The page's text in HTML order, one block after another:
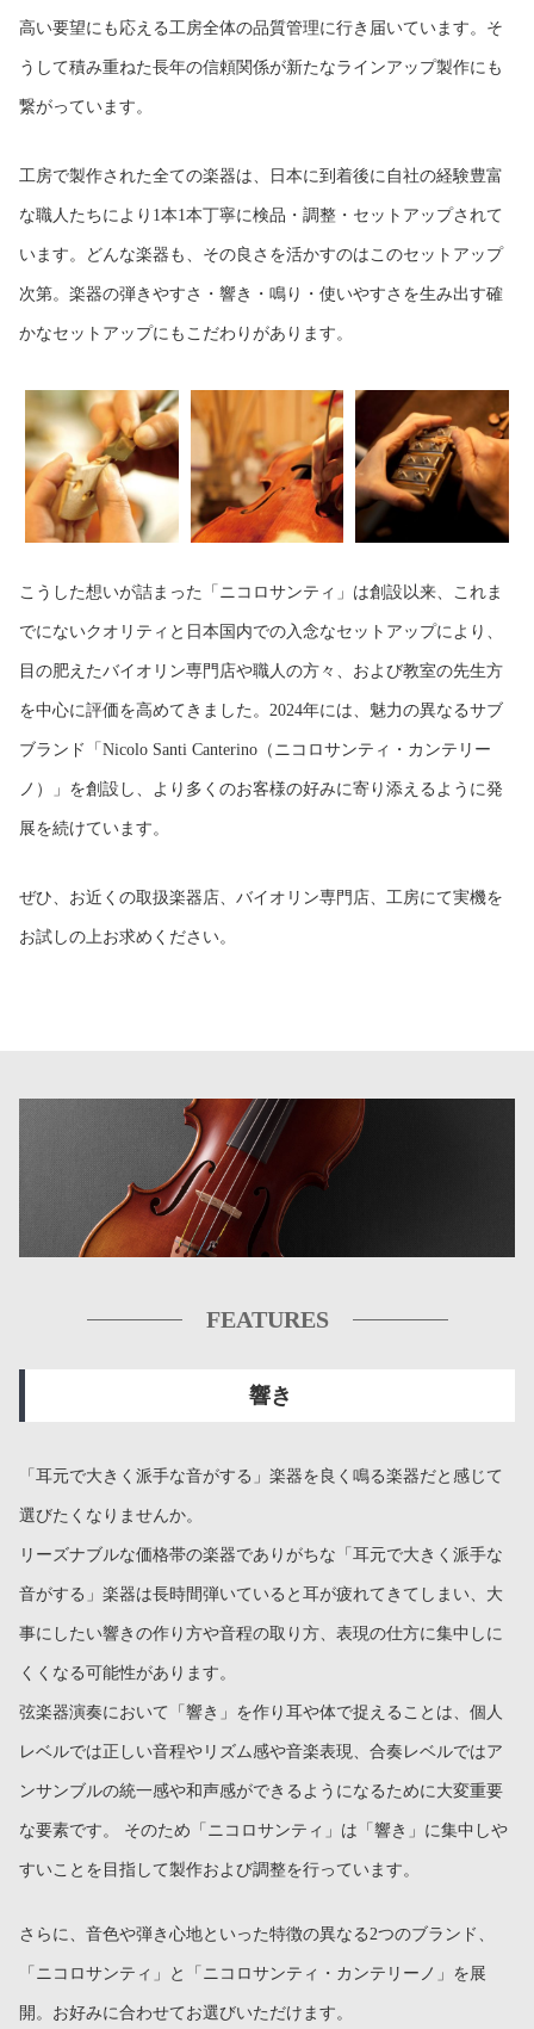
高い要望にも応える工房全体の品質管理に行き届いています。そ
うして積み重ねた長年の信頼関係が新たなラインアップ製作にも
繋がっています。
工房で製作された全ての楽器は、日本に到着後に自社の経験豊富
な職人たちにより1本1本丁寧に検品・調整・セットアップされて
います。どんな楽器も、その良さを活かすのはこのセットアップ
次第。楽器の弾きやすさ・響き・鳴り・使いやすさを生み出す確
かなセットアップにもこだわりがあります。
こうした想いが詰まった「ニコロサンティ」は創設以来、これま
でにないクオリティと日本国内での入念なセットアップにより、
目の肥えたバイオリン専門店や職人の方々、および教室の先生方
を中心に評価を高めてきました。2024年には、魅力の異なるサブ
ブランド「Nicolo Santi Canterino（ニコロサンティ・カンテリー
ノ）」を創設し、より多くのお客様の好みに寄り添えるように発
展を続けています。
ぜひ、お近くの取扱楽器店、バイオリン専門店、工房にて実機を
お試しの上お求めください。
FEATURES
響き
「耳元で大きく派手な音がする」楽器を良く鳴る楽器だと感じて
選びたくなりませんか。
リーズナブルな価格帯の楽器でありがちな「耳元で大きく派手な
音がする」楽器は長時間弾いていると耳が疲れてきてしまい、大
事にしたい響きの作り方や音程の取り方、表現の仕方に集中しに
くくなる可能性があります。
弦楽器演奏において「響き」を作り耳や体で捉えることは、個人
レベルでは正しい音程やリズム感や音楽表現、合奏レベルではア
ンサンブルの統一感や和声感ができるようになるために大変重要
な要素です。 そのため「ニコロサンティ」は「響き」に集中しや
すいことを目指して製作および調整を行っています。
さらに、音色や弾き心地といった特徴の異なる2つのブランド、
「ニコロサンティ」と「ニコロサンティ・カンテリーノ」を展
開。お好みに合わせてお選びいただけます。